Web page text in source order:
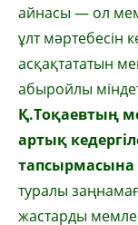
айнасы — ол
ұлт мәртебесін
асқақтататын
абыройлы
Қ.Тоқаевтың
артық
тапсырмасына
туралы
жастарды